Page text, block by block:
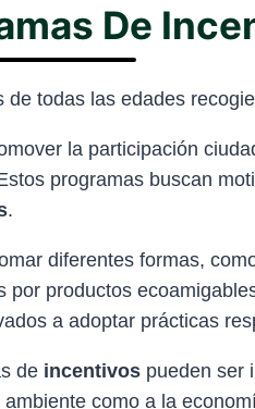
De
la participación
programas buscan
.
diferentes formas,
por productos
a adoptar prácticas
de incentivos pueden ser
como a la